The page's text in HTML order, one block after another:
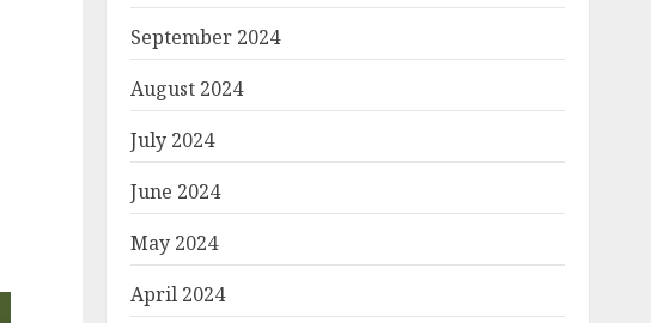
September 2024
August 2024
July 2024
June 2024
May 2024
April 2024